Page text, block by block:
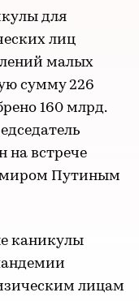
для
лиц
малых
сумму 226
160 млрд.
на встрече
Путиным
каникулы
лицам